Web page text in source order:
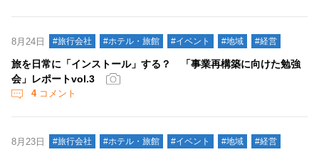
8月24日 #旅行会社 #ホテル・旅館 #イベント #地域 #経営
旅を日常に「インストール」する？ 「事業再構築に向けた勉強
会」レポートvol.3
4コメント
8月23日 #旅行会社 #ホテル・旅館 #イベント #地域 #経営